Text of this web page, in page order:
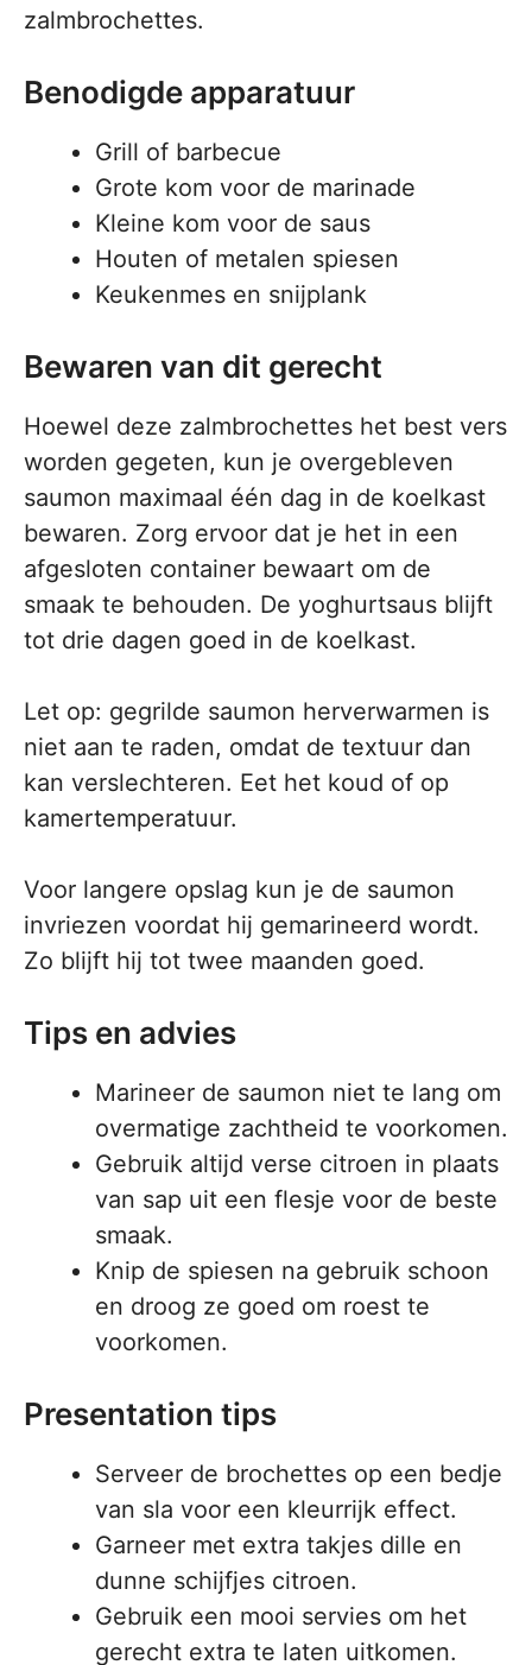
zalmbrochettes.
Benodigde apparatuur
Grill of barbecue
Grote kom voor de marinade
Kleine kom voor de saus
Houten of metalen spiesen
Keukenmes en snijplank
Bewaren van dit gerecht
Hoewel deze zalmbrochettes het best vers
worden gegeten, kun je overgebleven
saumon maximaal één dag in de koelkast
bewaren. Zorg ervoor dat je het in een
afgesloten container bewaart om de
smaak te behouden. De yoghurtsaus blijft
tot drie dagen goed in de koelkast.
Let op: gegrilde saumon herverwarmen is
niet aan te raden, omdat de textuur dan
kan verslechteren. Eet het koud of op
kamertemperatuur.
Voor langere opslag kun je de saumon
invriezen voordat hij gemarineerd wordt.
Zo blijft hij tot twee maanden goed.
Tips en advies
Marineer de saumon niet te lang om
overmatige zachtheid te voorkomen.
Gebruik altijd verse citroen in plaats
van sap uit een flesje voor de beste
smaak.
Knip de spiesen na gebruik schoon
en droog ze goed om roest te
voorkomen.
Presentation tips
Serveer de brochettes op een bedje
van sla voor een kleurrijk effect.
Garneer met extra takjes dille en
dunne schijfjes citroen.
Gebruik een mooi servies om het
gerecht extra te laten uitkomen.